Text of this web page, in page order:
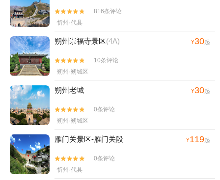


816条评论
忻州·代县
朔州崇福寺景区(4A) ¥30起


10条评论
朔州·朔城区
朔州老城 ¥30起


0条评论
朔州·朔城区
雁门关景区-雁门关段 ¥119起


0条评论
忻州·代县